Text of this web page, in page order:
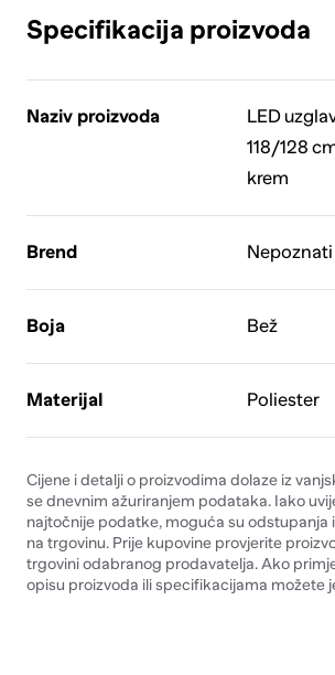
Specifikacija proizvoda
Naziv proizvoda
LED
118/128
krem
Brend
Boja Bež
Materijal Poliester
Cijene i detalji o proizvodima dolaze iz
se dnevnim ažuriranjem podataka. Iako
najtočnije podatke, moguća su odstupanja
na trgovinu. Prije kupovine provjerite
trgovini odabranog prodavatelja. Ako
opisu proizvoda ili specifikacijama možete